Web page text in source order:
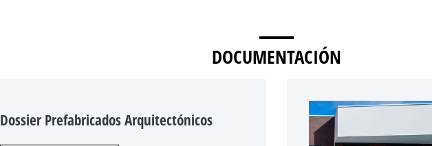
DOCUMENTACIÓN
Dossier Prefabricados Arquitectónicos